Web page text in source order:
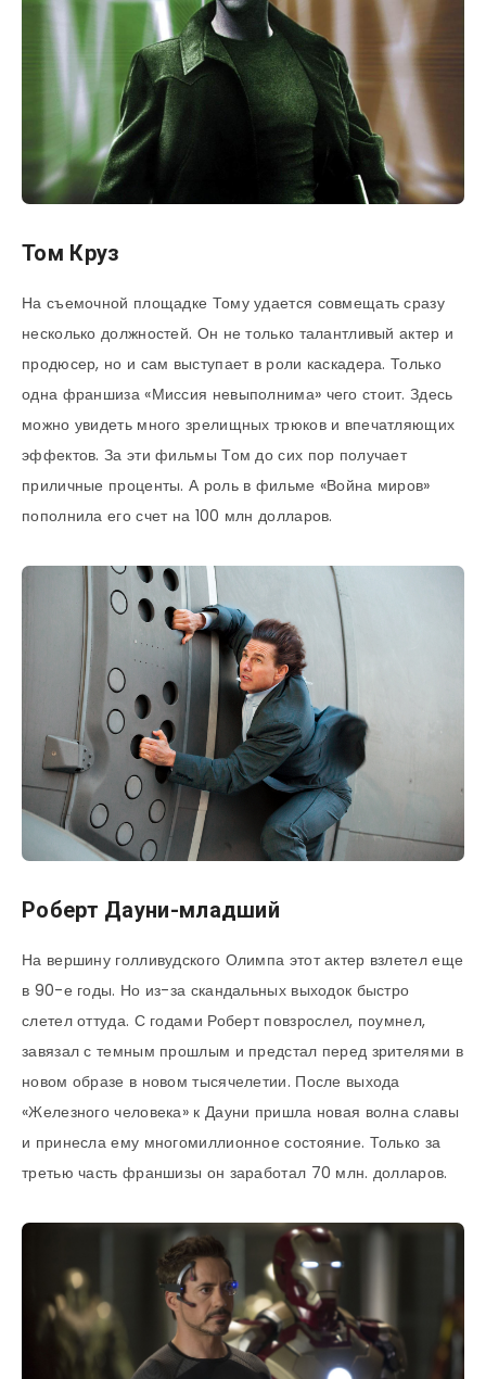
Том Круз
На съемочной площадке Тому удается совмещать сразу
несколько должностей. Он не только талантливый актер и
продюсер, но и сам выступает в роли каскадера. Только
одна франшиза «Миссия невыполнима» чего стоит. Здесь
можно увидеть много зрелищных трюков и впечатляющих
эффектов. За эти фильмы Том до сих пор получает
приличные проценты. А роль в фильме «Война миров»
пополнила его счет на 100 млн долларов.
Роберт Дауни-младший
На вершину голливудского Олимпа этот актер взлетел еще
в 90-е годы. Но из-за скандальных выходок быстро
слетел оттуда. С годами Роберт повзрослел, поумнел,
завязал с темным прошлым и предстал перед зрителями в
новом образе в новом тысячелетии. После выхода
«Железного человека» к Дауни пришла новая волна славы
и принесла ему многомиллионное состояние. Только за
третью часть франшизы он заработал 70 млн. долларов.